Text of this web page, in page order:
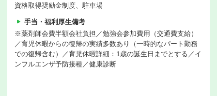
資格取得奨励金制度、駐車場
手当・福利厚生備考
※薬剤師会費半額会社負担／勉強会参加費用（交通費支給）
／育児休暇からの復帰の実績多数あり（一時的なパート勤務
での復帰含む）／育児休暇詳細：1歳の誕生日までとする／イ
ンフルエンザ予防接種／健康診断